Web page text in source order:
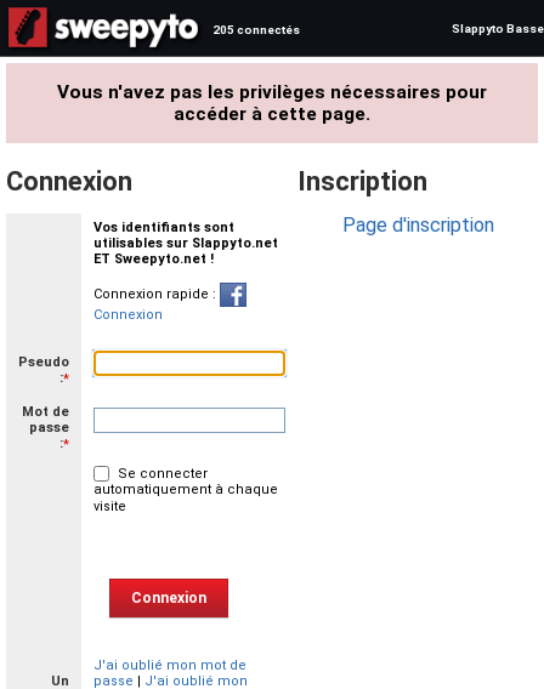
205 connectés Slappyto Basse
Vous n'avez pas les privilèges nécessaires pour
accéder à cette page.
Connexion
Vos identifiants sont
utilisables sur Slappyto.net
ET Sweepyto.net !
Connexion rapide :
Connexion
Pseudo
:*
Mot de
passe
:*
Se connecter
automatiquement à chaque
visite
Un
J'ai oublié mon mot de
passe | J'ai oublié mon
Inscription
Page d'inscription